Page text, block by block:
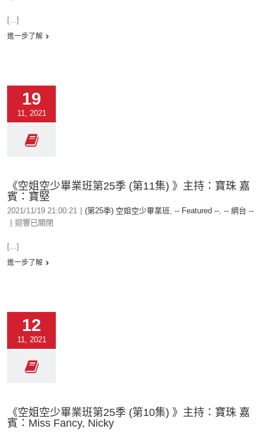
[...]
進一步了解
19
11, 2021
《空姐空少畢業班第25季 (第11集) 》主持：寶珠 嘉
賓：寶堅
2021/11/19 21:00:21 (第25季) 空姐空少畢業班, -- Featured --, -- 網台 --
迴響已關閉
[...]
進一步了解
12
11, 2021
《空姐空少畢業班第25季 (第10集) 》主持：寶珠 嘉
賓：Miss Fancy, Nicky